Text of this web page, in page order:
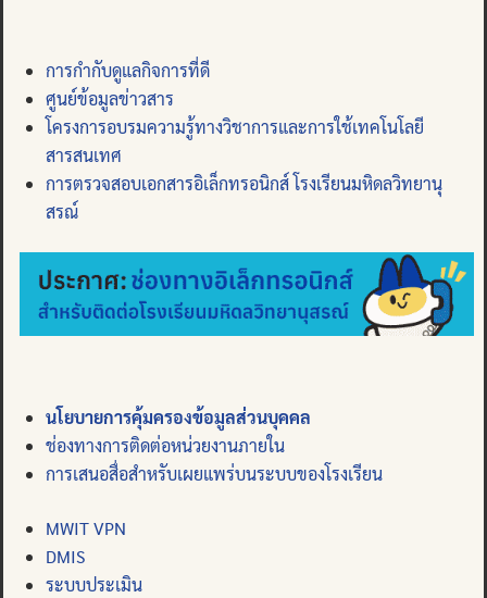
การกำกับดูแลกิจการที่ดี
ศูนย์ข้อมูลข่าวสาร
โครงการอบรมความรู้ทางวิชาการและการใช้เทคโนโลยี
สารสนเทศ
การตรวจสอบเอกสารอิเล็กทรอนิกส์ โรงเรียนมหิดลวิทยานุ
สรณ์
นโยบายการคุ้มครองข้อมูลส่วนบุคคล
ช่องทางการติดต่อหน่วยงานภายใน
การเสนอสื่อสำหรับเผยแพร่บนระบบของโรงเรียน
MWIT VPN
DMIS
ระบบประเมิน